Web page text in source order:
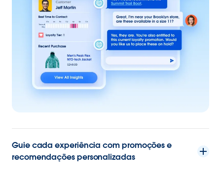
Guie cada experiência com promoções e
recomendações personalizadas